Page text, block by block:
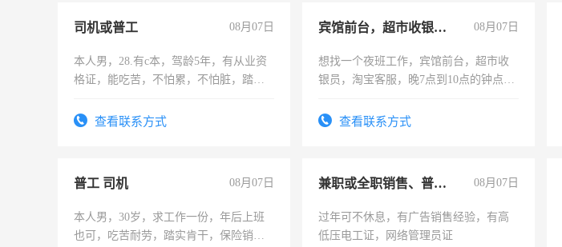
司机或普工 08月07日
本人男，28.有c本，驾龄5年，有从业资
格证，能吃苦，不怕累，不怕脏，踏
查看联系方式
宾馆前台，超市收银员，淘宝客服 08月07日
想找一个夜班工作，宾馆前台，超市收
银员，淘宝客服，晚7点到10点的钟点
号同微信查看联系方式
普工 司机 08月07日
本人男，30岁，求工作一份，年后上班
也可，吃苦耐劳，踏实肯干，保险销售
兼职或全职销售、普工、维修 08月07日
过年可不休息，有广告销售经验，有高
低压电工证，网络管理员证